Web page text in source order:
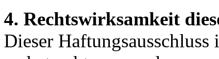
4. Rechtswirksamkeit
Dieser Haftungsausschluss